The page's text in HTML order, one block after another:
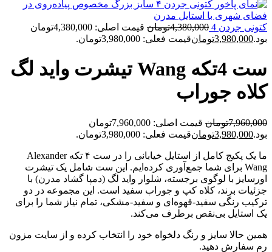
کتونی جردن 4 4,380,000تومان
قیمت اصلی: 4,380,000تومان
بود.3,980,000تومانقیمت فعلی: 3,980,000تومان.
ست 4تکه Wang تيشرت وايد لگ
کلاه جوراب
7,960,000تومان
قیمت اصلی: 7,960,000تومان
بود.3,980,000تومانقیمت فعلی: 3,980,000تومان.
ما یک پکیج کامل از استایل خیابانی را در ست ۴ تکه Alexander
Wang برای شما جمع‌آوری کرده‌ایم. این ست شامل یک تیشرت
اورسایز با لوگوی برجسته، شلوار واید لگ (دمپا گشاد مدرن) با
جزئیات برند، کلاه کپ و جوراب سفید است. این مجموعه در دو
ترکیب رنگی سفید-قهوه‌ای و سفید-مشکی، تمام نیاز شما را برای
یک استایل بی‌نقص برطرف می‌کند.
همین حالا سایز و رنگ دلخواه خود را انتخاب کرده و از سایت مزون
رم سفارش دهید.